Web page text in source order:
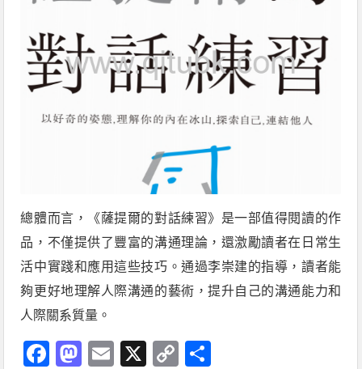
總體而言，《薩提爾的對話練習》是一部值得閱讀的作
品，不僅提供了豐富的溝通理論，還激勵讀者在日常生
活中實踐和應用這些技巧。通過李崇建的指導，讀者能
夠更好地理解人際溝通的藝術，提升自己的溝通能力和
人際關系質量。
Facebook
Mastodon
Email
X
Copy